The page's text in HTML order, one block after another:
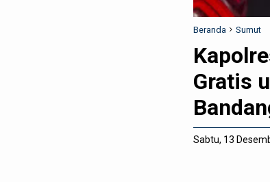
Beranda Sumut
Gratis
Sabtu, 13